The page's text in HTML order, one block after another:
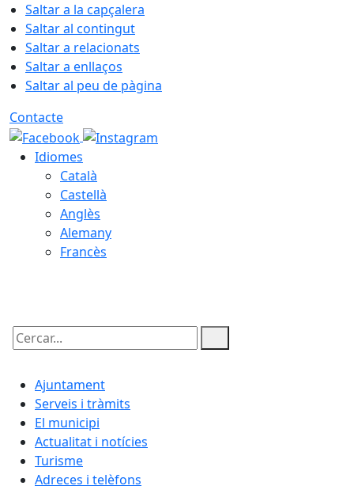
Saltar a la capçalera
Saltar al contingut
Saltar a relacionats
Saltar a enllaços
Saltar al peu de pàgina
Contacte
Idiomes
Català
Castellà
Anglès
Alemany
Francès
Cercar:
Ajuntament
Serveis i tràmits
El municipi
Actualitat i notícies
Turisme
Adreces i telèfons